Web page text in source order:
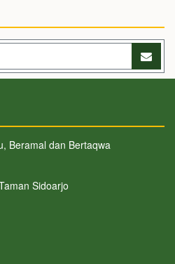
Beramal dan Bertaqwa
Sidoarjo